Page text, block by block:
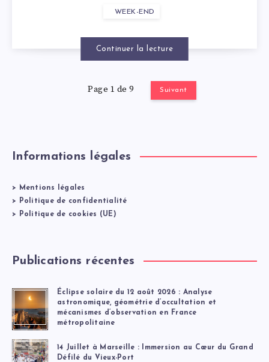
ESCALES
CULTURELLES
WEEK-END
Continuer la lecture
Page 1 de 9 Suivant
Informations légales
>
Mentions légales
>
Politique de confidentialité
>
Politique de cookies (UE)
Publications récentes
Éclipse solaire du 12 août 2026 : Analyse
astronomique, géométrie d’occultation et
mécanismes d’observation en France
métropolitaine
14 Juillet à Marseille : Immersion au Cœur du Grand
Défilé du Vieux-Port